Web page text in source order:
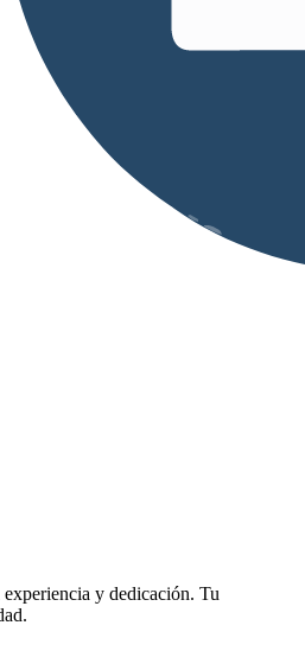
y dedicación. Tu